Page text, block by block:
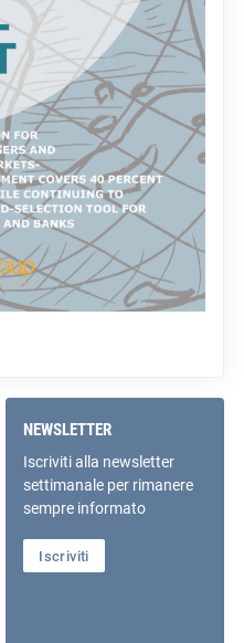
NEWSLETTER
Iscriviti alla newsletter
settimanale per rimanere
sempre informato
Iscriviti